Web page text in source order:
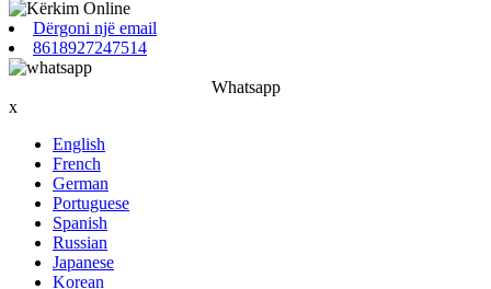
Dërgoni një email
8618927247514
Whatsapp
x
English
French
German
Portuguese
Spanish
Russian
Japanese
Korean